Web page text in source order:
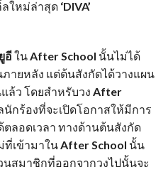
ลใหม่ล่าสุด ‘DIVA’
ยูอีใน After School นั้นไม่ได้
ายหลัง แต่ต้นสังกัดได้วางแผน
ล้ว โดยสำหรับวง After
กร้องที่จะเปิดโอกาสให้มีการ
ลอดเวลา ทางด้านต้นสังกัด
ที่เข้ามาใน After School นั้น
นสมาชิกที่ออกจากวงไปนั้นจะ